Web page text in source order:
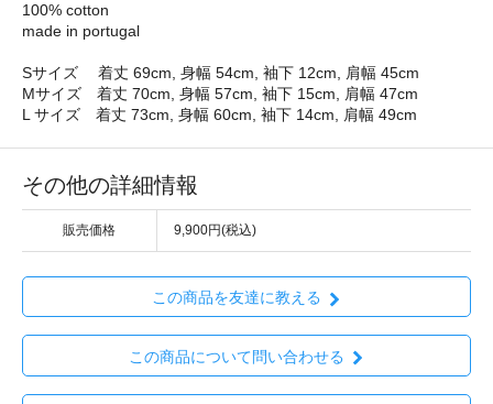
100% cotton
made in portugal
Sサイズ 着丈 69cm, 身幅 54cm, 袖下 12cm, 肩幅 45cm
Mサイズ 着丈 70cm, 身幅 57cm, 袖下 15cm, 肩幅 47cm
L サイズ 着丈 73cm, 身幅 60cm, 袖下 14cm, 肩幅 49cm
その他の詳細情報
販売価格 9,900円(税込)
この商品を友達に教える
この商品について問い合わせる